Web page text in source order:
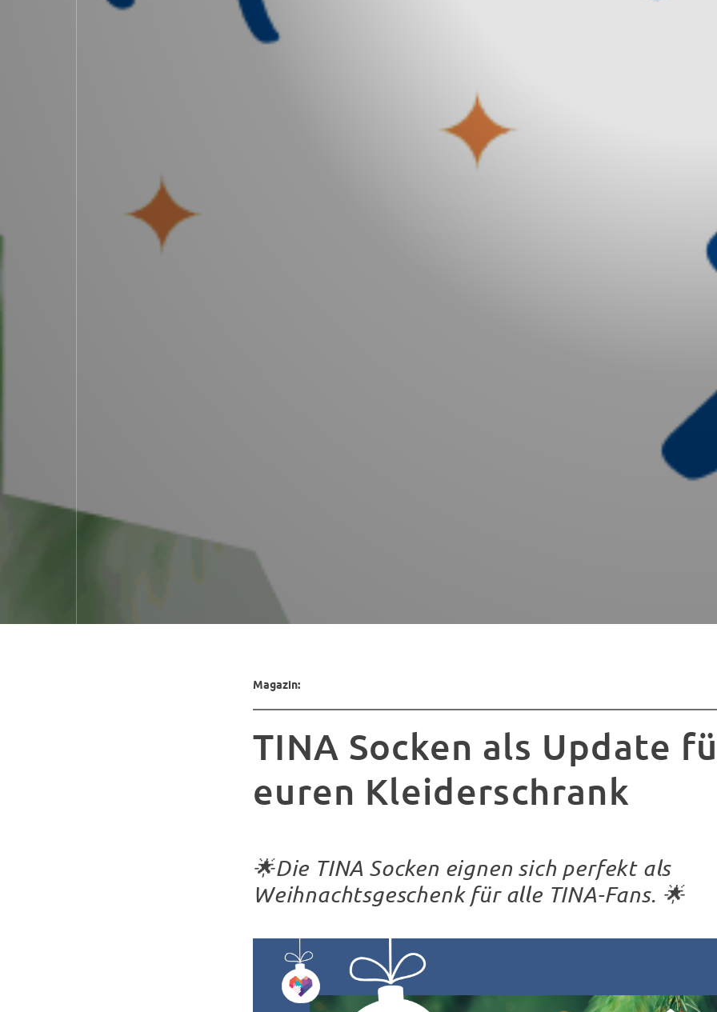
Magazin:
TINA Socken als Update
euren Kleiderschrank
🌟Die TINA Socken eignen sich perfekt als
Weihnachtsgeschenk für alle TINA-Fans. 🌟